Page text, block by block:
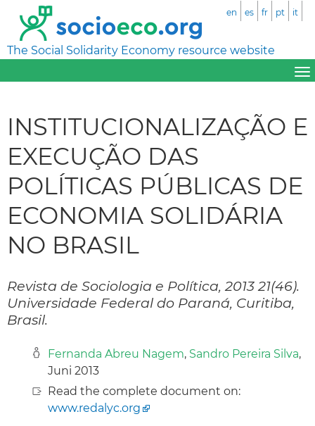
The Social Solidarity Economy resource website
en es fr pt it
INSTITUCIONALIZAÇÃO E
EXECUÇÃO DAS
POLÍTICAS PÚBLICAS DE
ECONOMIA SOLIDÁRIA
NO BRASIL
Revista de Sociologia e Política, 2013 21(46).
Universidade Federal do Paraná, Curitiba,
Brasil.
Fernanda Abreu Nagem, Sandro Pereira Silva,
Juni 2013
Read the complete document on:
www.redalyc.org